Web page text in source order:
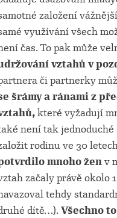
založení
využívání všech
čas. To pak může
vztahů v
či partnerky
šrámy a ránami z
které vyžadují
není tak jednoduché
rodinu ve 30
mnoho ženv
začaly právě okolo
tehdy
dítě…). Všechno